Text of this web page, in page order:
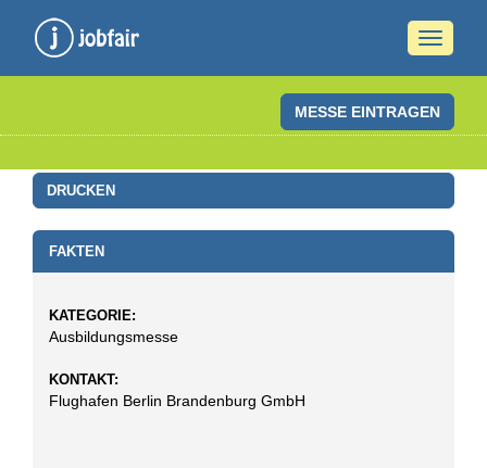
MESSE EINTRAGEN
DRUCKEN
FAKTEN
KATEGORIE:
Ausbildungsmesse
KONTAKT:
Flughafen Berlin Brandenburg GmbH